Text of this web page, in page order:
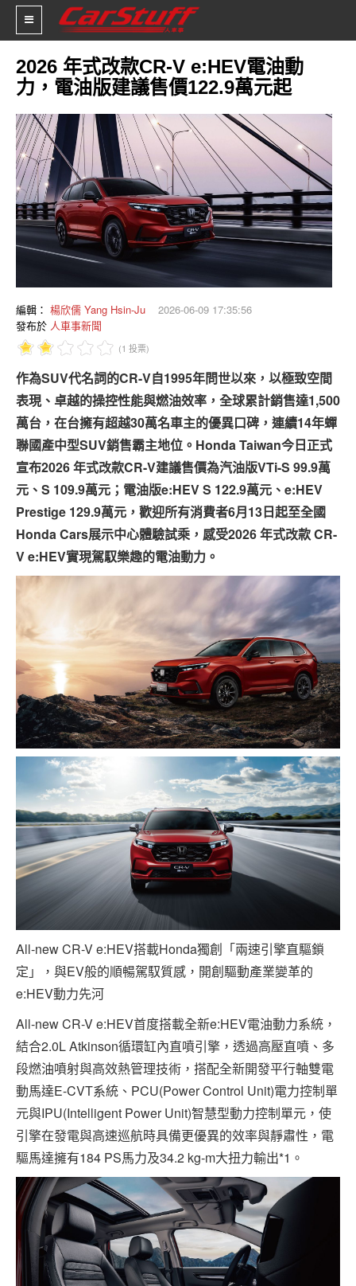
新車價格
車市新聞
賽車新聞
汽車改裝
輪胎特區
人車軼事
試車報導
專題報導
車型比拼
兩輪世界
2026 年式改款CR-V e:HEV電油動
力，電油版建議售價122.9萬元起
編輯： 楊欣儒 Yang Hsin-Ju
2026-06-09 17:35:56
發布於 人車事新聞
(1 投票)
作為SUV代名詞的CR-V自1995年問世以來，以極致空間
表現、卓越的操控性能與燃油效率，全球累計銷售達1,500
萬台，在台擁有超越30萬名車主的優異口碑，連續14年蟬
聯國產中型SUV銷售霸主地位。Honda Taiwan今日正式
宣布2026 年式改款CR-V建議售價為汽油版VTi-S 99.9萬
元、S 109.9萬元；電油版e:HEV S 122.9萬元、e:HEV
Prestige 129.9萬元，歡迎所有消費者6月13日起至全國
Honda Cars展示中心體驗試乘，感受2026 年式改款 CR-
V e:HEV實現駕馭樂趣的電油動力。
All-new CR-V e:HEV搭載Honda獨創「兩速引擎直驅鎖
定」，與EV般的順暢駕馭質感，開創驅動產業變革的
e:HEV動力先河
All-new CR-V e:HEV首度搭載全新e:HEV電油動力系統，
結合2.0L Atkinson循環缸內直噴引擎，透過高壓直噴、多
段燃油噴射與高效熱管理技術，搭配全新開發平行軸雙電
動馬達E-CVT系統、PCU(Power Control Unit)電力控制單
元與IPU(Intelligent Power Unit)智慧型動力控制單元，使
引擎在發電與高速巡航時具備更優異的效率與靜肅性，電
驅馬達擁有184 PS馬力及34.2 kg-m大扭力輸出*1。